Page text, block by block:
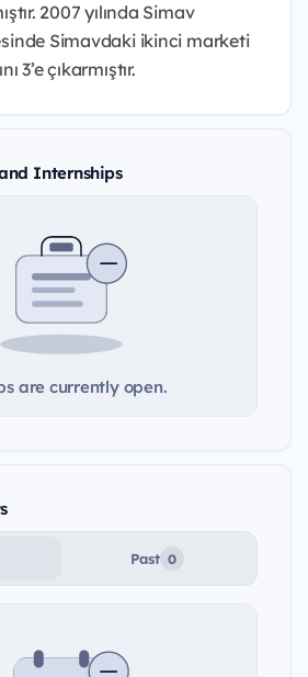
2007 yılında Simav
Simavdaki ikinci marketi
3’e çıkarmıştır.
Internships
are currently open.
Past 0